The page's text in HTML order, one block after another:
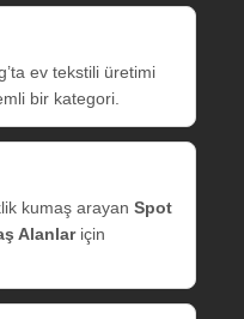
ev tekstili üretimi
bir kategori.
kumaş arayan Spot
Alanlariçin